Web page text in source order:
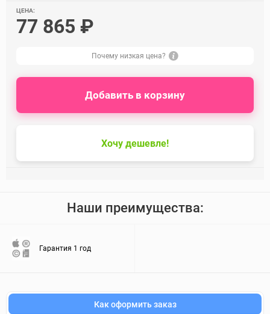
ЦЕНА:
77 865 ₽
Почему низкая цена?
Хочу дешевле!
Добавить в корзину
Наши преимущества:
Гарантия 1 год
Как оформить заказ